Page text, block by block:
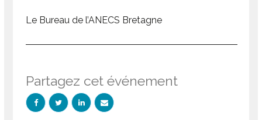
Le Bureau de l’ANECS Bretagne
Partagez cet événement